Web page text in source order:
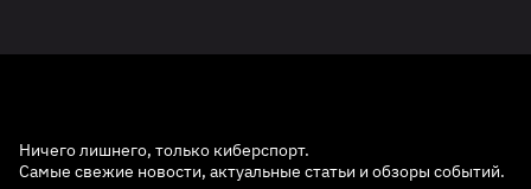
Ничего лишнего, только киберспорт.
Самые свежие новости, актуальные статьи и обзоры событий.